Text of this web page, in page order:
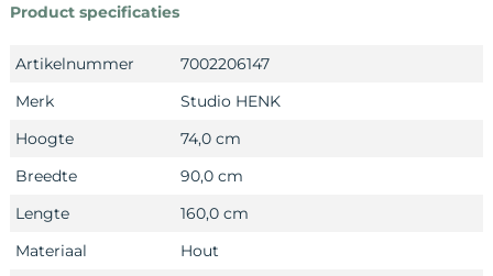
Product specificaties
Artikelnummer
7002206147
Merk
Studio HENK
Hoogte
74,0 cm
Breedte
90,0 cm
Lengte
160,0 cm
Materiaal
Hout